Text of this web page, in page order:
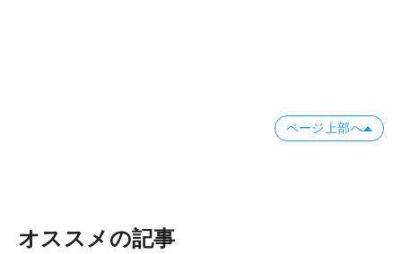
ページ上部へ
オススメの記事